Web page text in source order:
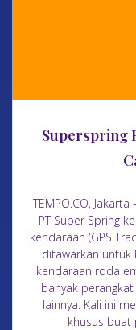
Superspring
TEMPO.CO,
PT Super Spring
kendaraan (GPS
ditawarkan untuk
kendaraan roda
banyak
lainnya. Kali ini
khusus buat